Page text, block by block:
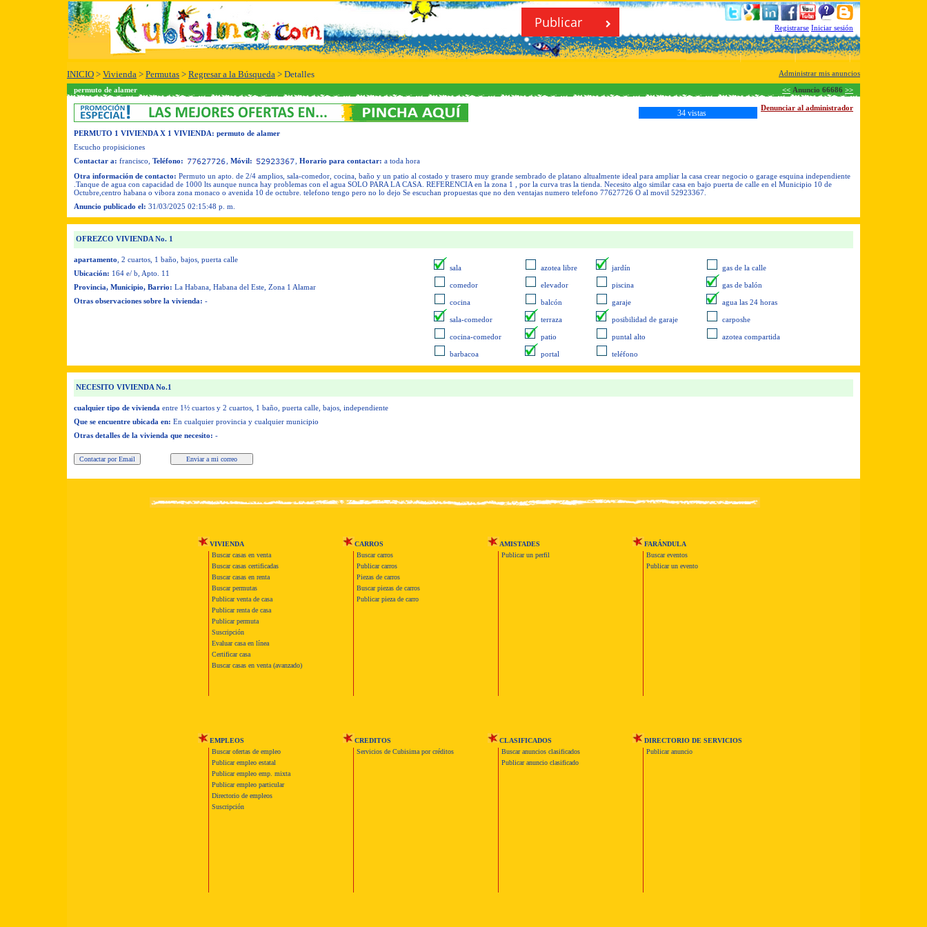
Publicar Registrarse Iniciar sesión
INICIO > Vivienda > Permutas > Regresar a la Búsqueda > Detalles
Administrar mis anuncios
permuto de alamer
<< Anuncio 66686 >>
Denunciar al administrador
34 vistas
PERMUTO 1 VIVIENDA X 1 VIVIENDA: permuto de alamer
Escucho propisiciones
Contactar a: francisco Teléfono: Móvil: Horario para contactar: a toda hora
Otra información de contacto: Permuto un apto. de 2/4 amplios, sala-comedor, cocina, baño y un patio al costado y trasero muy grande sembrado de platano altualmente ideal para ampliar la casa crear negocio o garage esquina independiente
.Tanque de agua con capacidad de 1000 lts aunque nunca hay problemas con el agua SOLO PARA LA CASA. REFERENCIA en la zona 1 , por la curva tras la tienda. Necesito algo similar casa en bajo puerta de calle en el Municipio 10 de
Octubre,centro habana o vibora zona monaco o avenida 10 de octubre. telefono tengo pero no lo dejo Se escuchan propuestas que no den ventajas numero telefono 77627726 O al movil 52923367.
Anuncio publicado el: 31/03/2025 02:15:48 p. m.
OFREZCO VIVIENDA No. 1
apartamento , 2 cuartos , 1 baño , bajos, puerta calle
Ubicación: 164 e/ b, Apto. 11
Provincia, Municipio, Barrio: La Habana, Habana del Este, Zona 1 Alamar
Otras observaciones sobre la vivienda: -
sala azotea libre jardín gas de la calle
comedor elevador piscina gas de balón
cocina balcón garaje agua las 24 horas
sala-comedor terraza posibilidad de garaje carposhe
cocina-comedor patio puntal alto azotea compartida
barbacoa portal teléfono
NECESITO VIVIENDA No.1
cualquier tipo de vivienda entre 1½ cuartos y 2 cuartos, 1 baño, puerta calle, bajos, independiente
Que se encuentre ubicada en: En cualquier provincia y cualquier municipio
Otras detalles de la vivienda que necesito: -
VIVIENDA
Buscar casas en venta
Buscar casas certificadas
Buscar casas en renta
Buscar permutas
Publicar venta de casa
Publicar renta de casa
Publicar permuta
Suscripción
Evaluar casa en línea
Certificar casa
Buscar casas en venta (avanzado)
CARROS
Buscar carros
Publicar carros
Piezas de carros
Buscar piezas de carros
Publicar pieza de carro
AMISTADES
Publicar un perfil
FARÁNDULA
Buscar eventos
Publicar un evento
EMPLEOS
Buscar ofertas de empleo
Publicar empleo estatal
Publicar empleo emp. mixta
Publicar empleo particular
Directorio de empleos
Suscripción
CREDITOS
Servicios de Cubisima por créditos
CLASIFICADOS
Buscar anuncios clasificados
Publicar anuncio clasificado
DIRECTORIO DE SERVICIOS
Publicar anuncio